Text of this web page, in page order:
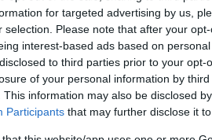
for targeted advertising by us,
selection. Please note that after your
interest-based ads based on
to third parties prior to your
of your personal information by
This information may also be disclosed
Participants that may further disclose it
από τον Σάκη Τανιμανίδη,